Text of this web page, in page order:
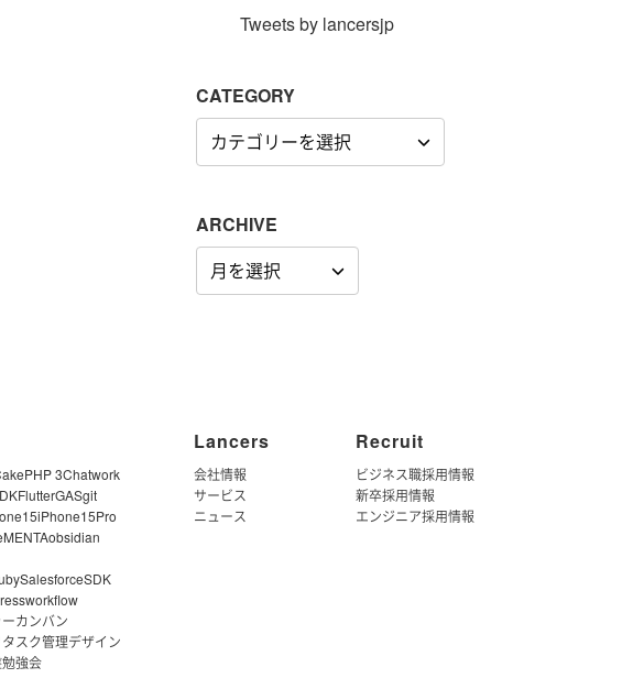
Tweets by lancersjp
CATEGORY
CATEGORY
ARCHIVE
ARCHIVE
3Chatwork
FlutterGASgit
iPhone15Pro
MENTAobsidian
SalesforceSDK
workflow
カンバン
タスク管理デザイン
勉強会
Lancers
会社情報
サービス
ニュース
Recruit
ビジネス職採用情報
新卒採用情報
エンジニア採用情報